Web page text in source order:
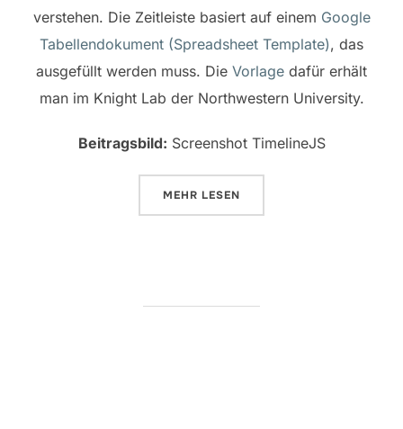
verstehen. Die Zeitleiste basiert auf einem Google
Tabellendokument (Spreadsheet Template), das
ausgefüllt werden muss. Die Vorlage dafür erhält
man im Knight Lab der Northwestern University.
Beitragsbild: Screenshot TimelineJS
MEHR ÜBER „AUF DER HÖHE DER ZEIT
LESEN